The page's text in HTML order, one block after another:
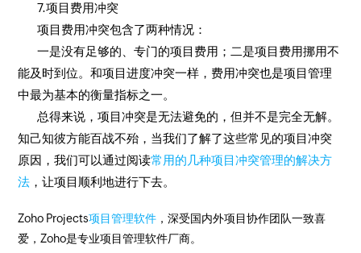
7.项目费用冲突
项目费用冲突包含了两种情况：
一是没有足够的、专门的项目费用；二是项目费用挪用不
能及时到位。和项目进度冲突一样，费用冲突也是项目管理
中最为基本的衡量指标之一。
总得来说，项目冲突是无法避免的，但并不是完全无解。
知己知彼方能百战不殆，当我们了解了这些常见的项目冲突
原因，我们可以通过阅读常用的几种项目冲突管理的解决方
法 ，让项目顺利地进行下去。
Zoho Projects项目管理软件 ，深受国内外项目协作团队一致喜
爱，Zoho是专业项目管理软件厂商。